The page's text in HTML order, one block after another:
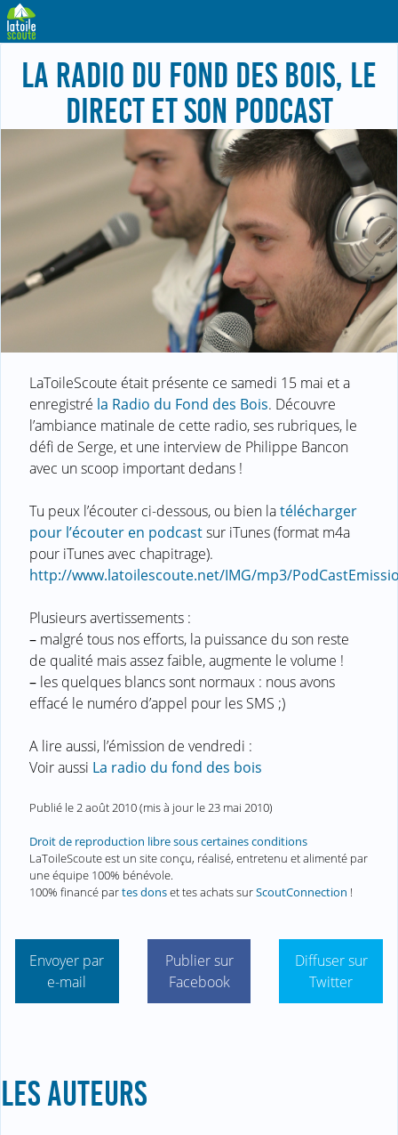
LA RADIO DU FOND DES BOIS, LE
DIRECT ET SON PODCAST
LaToileScoute était présente ce samedi 15 mai et a
enregistré la Radio du Fond des Bois. Découvre
l’ambiance matinale de cette radio, ses rubriques, le
défi de Serge, et une interview de Philippe Bancon
avec un scoop important dedans !
Tu peux l’écouter ci-dessous, ou bien latélécharger
pour l’écouter en podcastsur iTunes (format m4a
pour iTunes avec chapitrage).
http://www.latoilescoute.net/IMG/mp3/
Plusieurs avertissements :
– malgré tous nos efforts, la puissance du son reste
de qualité mais assez faible, augmente le volume !
– les quelques blancs sont normaux : nous avons
effacé le numéro d’appel pour les SMS ;)
A lire aussi, l’émission de vendredi :
Voir aussi La radio du fond des bois
Publié le2 août 2010(mis à jour le23 mai 2010)
Droit de reproduction libre sous certaines conditions
LaToileScoute est un site conçu, réalisé, entretenu et alimenté par
une équipe 100% bénévole.
100% financé partes donset tes achats surScoutConnection !
Envoyer par
e-mail
Publier sur
Facebook
Diffuser sur
Twitter
LES AUTEURS